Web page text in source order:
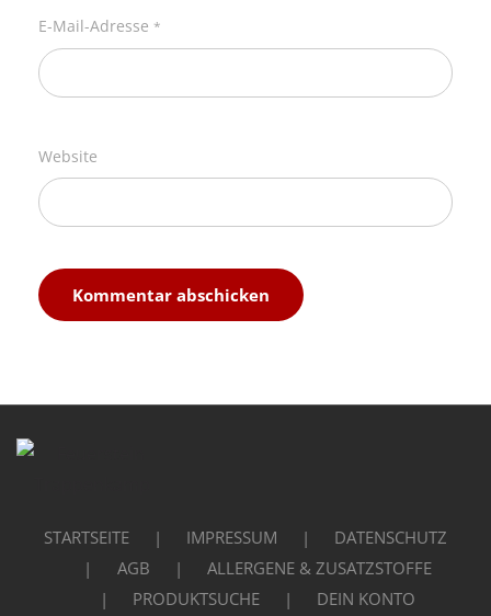
E-Mail-Adresse *
Website
STARTSEITE IMPRESSUM
DATENSCHUTZ
AGB
ALLERGENE & ZUSATZSTOFFE
PRODUKTSUCHE
DEIN KONTO